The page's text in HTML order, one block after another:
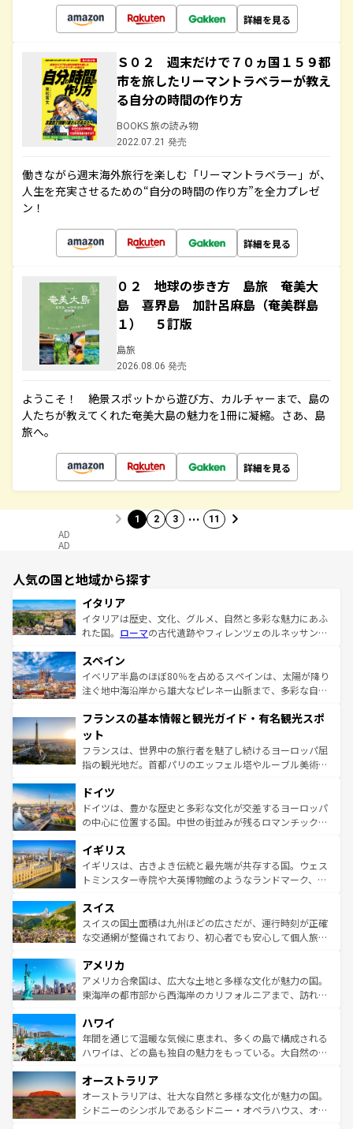
詳細を見る
Ｓ０２ 週末だけで７０ヵ国１５９都
市を旅したリーマントラベラーが教え
る自分の時間の作り方
BOOKS 旅の読み物
2022.07.21 発売
働きながら週末海外旅行を楽しむ「リーマントラベラー」が、
人生を充実させるための“自分の時間の作り方”を全力プレゼ
ン！
詳細を見る
０２ 地球の歩き方 島旅 奄美大
島 喜界島 加計呂麻島（奄美群島
１） ５訂版
島旅
2026.08.06 発売
ようこそ！ 絶景スポットから遊び方、カルチャーまで、島の
人たちが教えてくれた奄美大島の魅力を1冊に凝縮。さあ、島
旅へ。
詳細を見る
1 2 3 … 11
AD
AD
人気の国と地域から探す
イタリア
イタリアは歴史、文化、グルメ、自然と多彩な魅力にあふ
れた国。 ローマの古代遺跡やフィレンツェのルネッサンス
ろん、トスカーナの美しい田園風景やアマルフィ海岸の絶
景など、自然景観も見逃せない。観光の合間には、本場の
ピザやパスタなど、絶品のイタリア料理を堪能することも
ませてくれるイタリアで、忘れられない旅をしてみよう！
なお、新着のイタリア情報は
しい。
スペイン
イベリア半島のほぼ80％を占めるスペインは、太陽が降り
注ぐ地中海沿岸から雄大なピレネー山脈まで、多彩な自然
文化が根付くこの国では、情熱的なフラメンコ、熱気あふ
れる闘牛、そして美味しいタパスが生活の一部となってい
る。首都マドリードの洗練された雰囲気や、バルセロナの
アートに溢れた街角から、地方では古代ローマ遺跡や中世
せる。地方によって風土や気候が異なるスペインはその個
性で訪れる人を魅了する。 なお、新着のスペイン情報は コ
ンテンツ一覧を参照してほしい。
フランスの基本情報と観光ガイド・有名観光スポ
ット
フランスは、世界中の旅行者を魅了し続けるヨーロッパ屈
指の観光地だ。首都パリのエッフェル塔やルーブル美術館
で、幅広い魅力が詰まっている。華麗な宮殿、歴史的な大
聖堂、美しいビーチ、そして豊かな自然が、訪れる者を心
から魅了する。また、フランスは美食の国としても知ら
いる。シャンパンの発祥地であるランス、プロヴァンスの
香り高いラベンダー畑など、多彩な楽しみ方が可能だ。さ
らに、パリ以外の地域にも魅力が溢れており、どの街角に
れる地方に足を運ぶとそれぞれで全く異なる文化を体験で
きるだろう。 なお、新着のフランス情報はコンテンツ一覧
を参照してほしい。
ドイツ
ドイツは、豊かな歴史と多彩な文化が交差するヨーロッパ
の中心に位置する国。中世の街並みが残るロマンチック街
顔を持つこの国は、どこを歩いても飽きることがない。ベ
ルリンの文化的活気、バイエルン州のアルプスの絶景、そ
してライン川沿いのワイン畑といった風景は必見。ビール
は、お酒好きな人にはぜひ体験してほしい。 なお、新着の
ドイツ情報はコンテンツ一覧を参照してほしい。
イギリス
イギリスは、古きよき伝統と最先端が共存する国。ウェス
トミンスター寺院や大英博物館のようなランドマーク、歴
リアごとに異なる魅力がある。また、優雅なアフタヌーン
ティー、ビール好きにはたまらない英国パブ、サッカー観
戦など、本場だからこそできる体験も豊富。イギリスを旅
ンツ一覧を参照してほしい。
スイス
スイスの国土面積は九州ほどの広さだが、運行時刻が正確
な交通網が整備されており、初心者でも安心して個人旅行
の建物がそのまま残る町や、スイスならではのユニークな
博物館もあり、アルプス観光だけでなく町歩きも満喫する
ことができる。国民の所得が高いため物価も高いが、旅行
ば市内交通費無料で観光を楽しむこともできる。 なお、新
着のスイス情報はコンテンツ一覧 を参照してほしい。
アメリカ
アメリカ合衆国は、広大な土地と多様な文化が魅力の国。
東海岸の都市部から西海岸のカリフォルニアまで、訪れる
のような巨大都市は、観光、ショッピング、エンターテイ
ンメントが詰まった刺激的なスポットだ。一方、アメリカ
西部には大自然が広がり、グランドキャニオンやイエロー
部のニューオーリンズでは、音楽と美食が融合した独特の
文化が魅力。旅行者はアメリカの各地域で異なる魅力を楽
しみながら、その多様性と豊かな歴史を感じることができ
ハワイ
年間を通じて温暖な気候に恵まれ、多くの島で構成される
ハワイは、どの島も独自の魅力をもっている。大自然の神
ワイ島は見逃せない。また、定番の観光地といえばオアフ
島だが、静かな自然を求めるならマウイ島やカウアイ島が
おすすめ。エメラルドグリーンに輝く海をはじめ、豊かな
オーストラリア
オーストラリアは、壮大な自然と多様な文化が魅力の国。
シドニーのシンボルであるシドニー・オペラハウス、オー